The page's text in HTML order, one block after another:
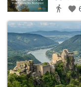
directions_walk favorite